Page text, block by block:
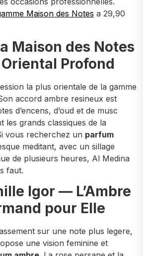
Maison des Notes a 29,90
Maison des Notes
Profond
la plus orientale de la gamme
accord ambre resineux est
d’encens, d’oud et de musc
les grands classiques de la
vous recherchez un parfum
meditant, avec un sillage
de plusieurs heures, Al Medina
faut.
Igor — L’Ambre
pour Elle
sur une note plus legere,
une vision feminine et